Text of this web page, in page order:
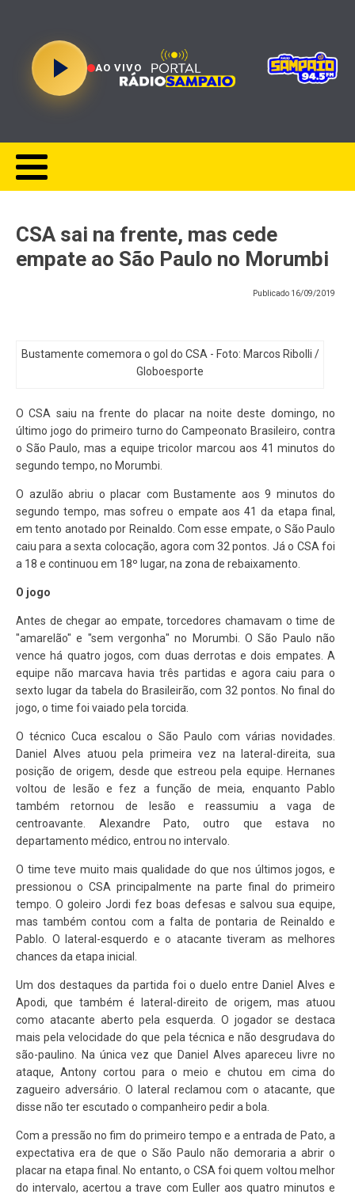
AO VIVO
CSA sai na frente, mas cede
empate ao São Paulo no Morumbi
Publicado 16/09/2019
Bustamente comemora o gol do CSA - Foto: Marcos Ribolli /
Globoesporte
O CSA saiu na frente do placar na noite deste domingo, no
último jogo do primeiro turno do Campeonato Brasileiro, contra
o São Paulo, mas a equipe tricolor marcou aos 41 minutos do
segundo tempo, no Morumbi.
O azulão abriu o placar com Bustamente aos 9 minutos do
segundo tempo, mas sofreu o empate aos 41 da etapa final,
em tento anotado por Reinaldo. Com esse empate, o São Paulo
caiu para a sexta colocação, agora com 32 pontos. Já o CSA foi
a 18 e continuou em 18º lugar, na zona de rebaixamento.
O jogo
Antes de chegar ao empate, torcedores chamavam o time de
"amarelão" e "sem vergonha" no Morumbi. O São Paulo não
vence há quatro jogos, com duas derrotas e dois empates. A
equipe não marcava havia três partidas e agora caiu para o
sexto lugar da tabela do Brasileirão, com 32 pontos. No final do
jogo, o time foi vaiado pela torcida.
O técnico Cuca escalou o São Paulo com várias novidades.
Daniel Alves atuou pela primeira vez na lateral-direita, sua
posição de origem, desde que estreou pela equipe. Hernanes
voltou de lesão e fez a função de meia, enquanto Pablo
também retornou de lesão e reassumiu a vaga de
centroavante. Alexandre Pato, outro que estava no
departamento médico, entrou no intervalo.
O time teve muito mais qualidade do que nos últimos jogos, e
pressionou o CSA principalmente na parte final do primeiro
tempo. O goleiro Jordi fez boas defesas e salvou sua equipe,
mas também contou com a falta de pontaria de Reinaldo e
Pablo. O lateral-esquerdo e o atacante tiveram as melhores
chances da etapa inicial.
Um dos destaques da partida foi o duelo entre Daniel Alves e
Apodi, que também é lateral-direito de origem, mas atuou
como atacante aberto pela esquerda. O jogador se destaca
mais pela velocidade do que pela técnica e não desgrudava do
são-paulino. Na única vez que Daniel Alves apareceu livre no
ataque, Antony cortou para o meio e chutou em cima do
zagueiro adversário. O lateral reclamou com o atacante, que
disse não ter escutado o companheiro pedir a bola.
Com a pressão no fim do primeiro tempo e a entrada de Pato, a
expectativa era de que o São Paulo não demoraria a abrir o
placar na etapa final. No entanto, o CSA foi quem voltou melhor
do intervalo, acertou a trave com Euller aos quatro minutos e